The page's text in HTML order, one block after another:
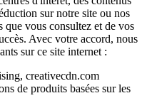
sur notre site ou nos
que vous consultez et de vos
Avec votre accord, nous
sur ce site internet :
creativecdn.com
de produits basées sur les